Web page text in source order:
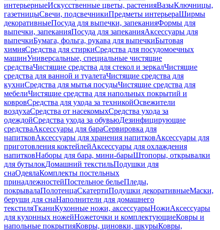
интерьерныеИскусственные цветы, растенияВазыКлючницы,
газетницыСвечи, подсвечникиПредметы интерьераШирмы
декоративныеПосуда для выпечки, запеканияФормы для
выпечки, запеканияПосуда для запеканияАксессуары для
выпечкиБумага, фольга, рукава для выпечкиБытовая
химияСредства для стиркиСредства для посудомоечных
машинУниверсальные, специальные чистящие
средстваЧистящие средства для стекол и зеркалЧистящие
средства для ванной и туалетаЧистящие средства для
кухниСредства для мытья посудыЧистящие средства для
мебелиЧистящие средства для напольных покрытий и
ковровСредства для ухода за техникойОсвежители
воздухаСредства от насекомыхСредства ухода за
одеждойСредства ухода за обувьюДезинфицирующие
средстваАксессуары для бараСервировка для
напитковАксессуары для хранения напитковАксессуары для
приготовления коктейлейАксессуары для охлаждения
напитковНаборы для бара, мини-барыШтопоры, открывалки
для бутылокДомашний текстильПодушки для
снаОдеялаКомплекты постельных
принадлежностейПостельное бельеПледы,
покрывалаПолотенцаСкатертиПодушки декоративныеМаски,
беруши для снаНаполнители для домашнего
текстиляТканиКухонные ножи, аксессуарыНожиАксессуары
для кухонных ножейНожеточки и комплектующиеКовры и
напольные покрытияКовры, циновки, шкурыКовры,